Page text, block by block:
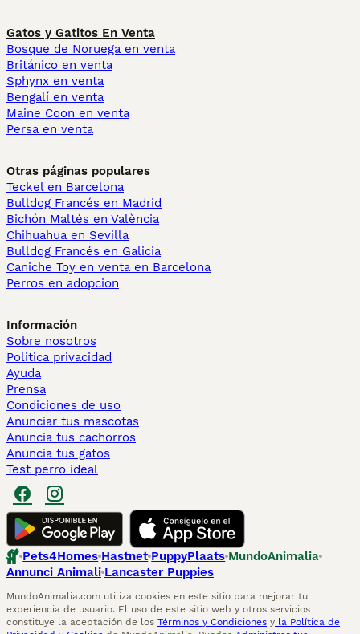
Gatos y Gatitos En Venta
Bosque de Noruega en venta
Británico en venta
Sphynx en venta
Bengalí en venta
Maine Coon en venta
Persa en venta
Otras páginas populares
Teckel en Barcelona
Bulldog Francés en Madrid
Bichón Maltés en València
Chihuahua en Sevilla
Bulldog Francés en Galicia
Caniche Toy en venta en Barcelona
Perros en adopcion
Información
Sobre nosotros
Politica privacidad
Ayuda
Prensa
Condiciones de uso
Anunciar tus mascotas
Anuncia tus cachorros
Anuncia tus gatos
Test perro ideal
Pets4Homes Hastnet PuppyPlaats MundoAnimalia
Annunci Animali Lancaster Puppies
MundoAnimalia.com utiliza cookies en este sitio para mejorar tu
experiencia de usuario. El uso de este sitio web y otros servicios
constituye la aceptación de los Términos y Condiciones y la Política de